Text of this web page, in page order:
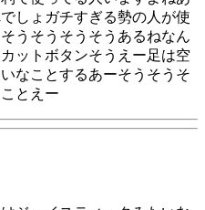
しょガチすぎる勢の人が使
うそうそうそうあるねなん
ットボタンそうえー足は空
なことするあーそうそうそ
とえー